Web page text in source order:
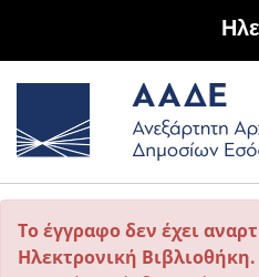
Το έγγραφο δεν έχει
Ηλεκτρονική Βιβλιοθήκη.